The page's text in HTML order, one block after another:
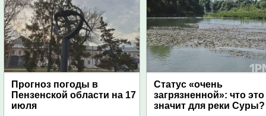
Прогноз погоды в
Пензенской области на 17
июля
Статус «очень
загрязненной»: что это
значит для реки Суры?